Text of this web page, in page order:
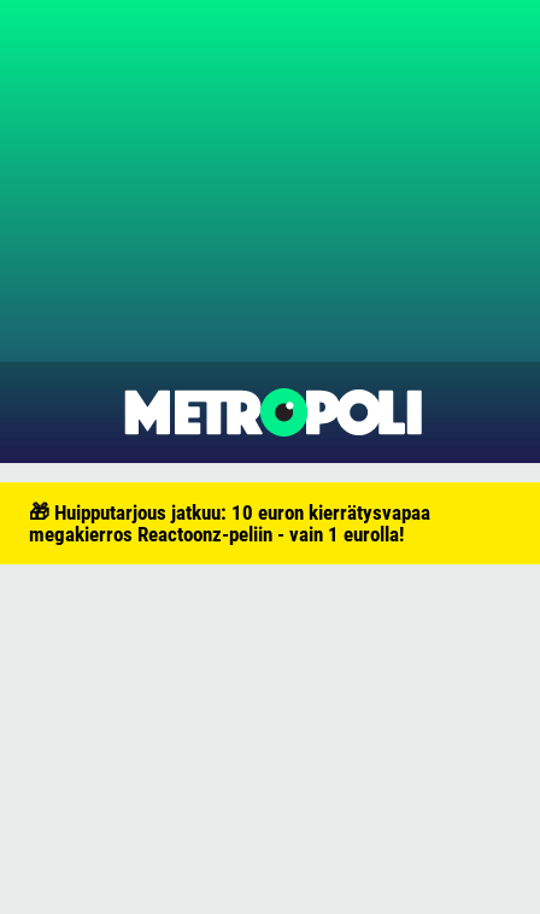
🎁 Huipputarjous jatkuu: 10 euron kierrätysvapaa
megakierros Reactoonz-peliin - vain 1 eurolla!